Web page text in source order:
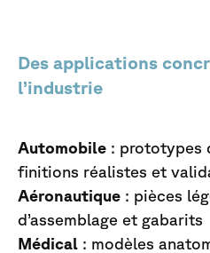
Des applications
l’industrie
Automobile : prototypes
finitions réalistes et
Aéronautique : pièces
d’assemblage et gabarits
Médical : modèles